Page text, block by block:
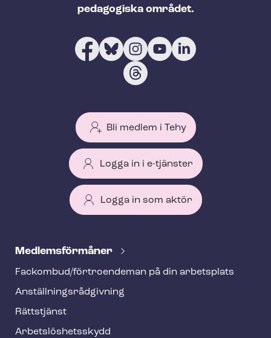
pedagogiska området.
Bli medlem i Tehy
Logga in i e-tjänster
Logga in som aktör
e
f
o
o
Med­lems­för­må­ner
Fackombud/förtroendeman på din arbetsplats
An­ställ­nings­råd­giv­ning
Rättstjänst
Ar­bets­lös­hets­skydd